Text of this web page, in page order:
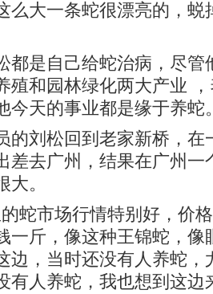
么大一条蛇很漂亮的，蜕
都是自己给蛇治病，尽管
殖和园林绿化两大产业
今天的事业都是缘于养
的刘松回到老家新桥，
差去广州，结果在广州一
大。
蛇市场行情特别好，价
一斤，像这种王锦蛇，像
边，当时还没有人养蛇，
有人养蛇，我也想到这边